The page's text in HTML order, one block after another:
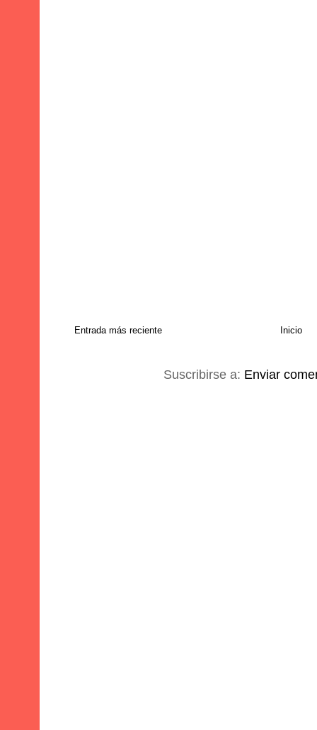
Entrada más reciente Inicio
Suscribirse a: Enviar